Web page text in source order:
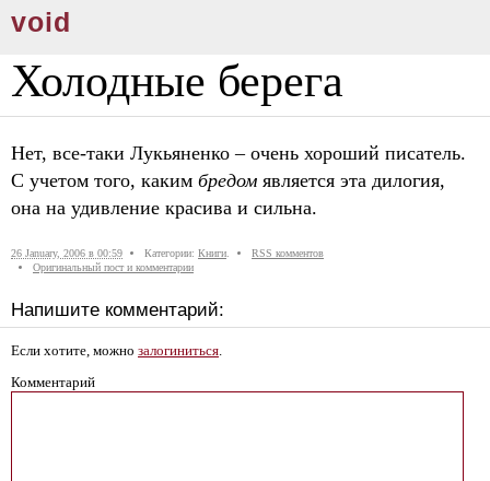
void
Холодные берега
Нет, все-таки Лукьяненко – очень хороший писатель.
С учетом того, каким бредом является эта дилогия,
она на удивление красива и сильна.
26 January, 2006 в 00:59 Категории: Книги
RSS комментов
Оригинальный пост и комментарии
Напишите комментарий:
Если хотите, можно залогиниться.
Комментарий